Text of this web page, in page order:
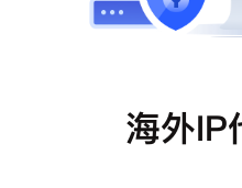
海外IP